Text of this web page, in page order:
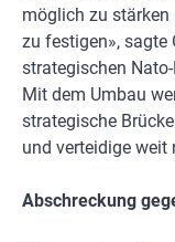
möglich zu stärken
zu festigen», sagte
strategischen
Mit dem Umbau
strategische
und verteidige weit
Abschreckung